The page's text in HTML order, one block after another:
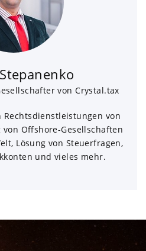
von Crystal.tax
Rechtsdienstleistungen von
von Offshore-Gesellschaften
Lösung von Steuerfragen,
und vieles mehr.